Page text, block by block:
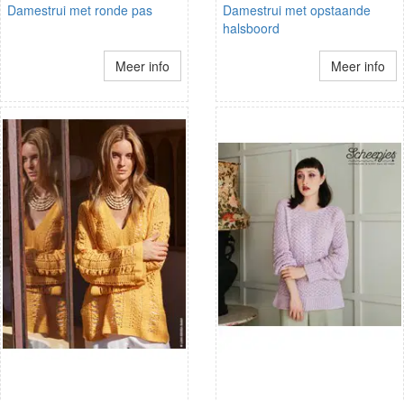
Damestrui met ronde pas
Meer info
Damestrui met opstaande
halsboord
Meer info